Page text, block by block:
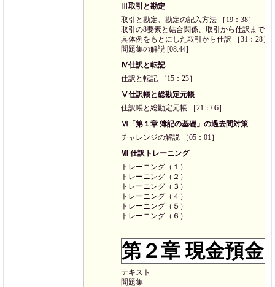
Ⅲ取引と勘定
取引と勘定、勘定の記入方法 ［19：38］
取引の8要素と結合関係、取引から仕訳までの
具体例をもとにした取引から仕訳 ［31：28］
問題集の解説 [08:44]
Ⅳ仕訳と転記
仕訳と転記 ［15：23］
Ⅴ仕訳帳と総勘定元帳
仕訳帳と総勘定元帳 ［21：06］
Ⅵ「第１章 簿記の基礎」の過去問対策
チャレンジの解説 ［05：01］
Ⅶ 仕訳トレーニング
トレーニング（１）
トレーニング（２）
トレーニング（３）
トレーニング（４）
トレーニング（５）
トレーニング（６）
第２章 現金預金
テキスト
問題集